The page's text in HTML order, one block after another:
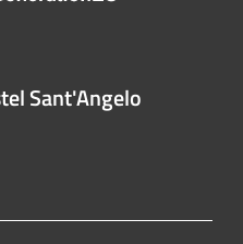
Sant'Angelo